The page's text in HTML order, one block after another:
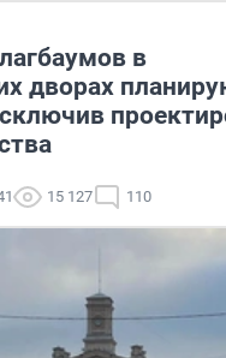
в
дворах
15 127 110